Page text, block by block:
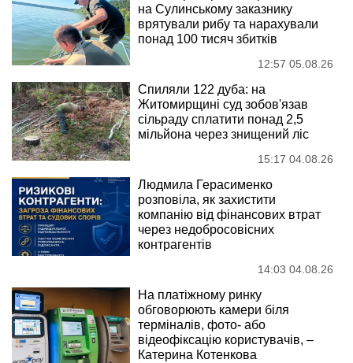
на Сулинському заказнику
врятували рибу та нарахували
понад 100 тисяч збитків
12:57 05.08.26
Спиляли 122 дуба: на
Житомирщині суд зобов'язав
сільраду сплатити понад 2,5
мільйона через знищений ліс
15:17 04.08.26
Людмила Герасименко
розповіла, як захистити
компанію від фінансових втрат
через недобросовісних
контрагентів
14:03 04.08.26
На платіжному ринку
обговорюють камери біля
терміналів, фото- або
відеофіксацію користувачів, –
Катерина Котенкова